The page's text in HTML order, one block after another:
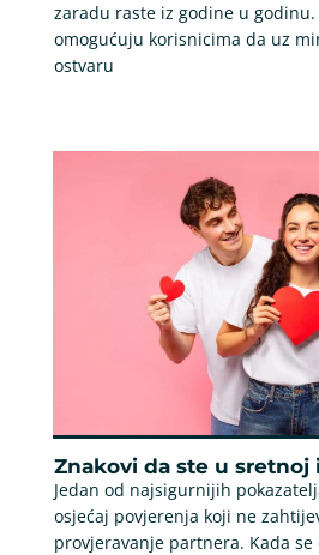
zaradu raste iz godine u
omogućuju korisnicima da uz
ostvaru
Znakovi da ste u sretnoj
Jedan od najsigurnijih
osjećaj povjerenja koji ne
provjeravanje partnera. Kada se